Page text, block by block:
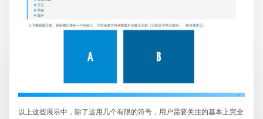
以上这些展示中，除了运用几个有限的符号，用户需要关注的基本上完全